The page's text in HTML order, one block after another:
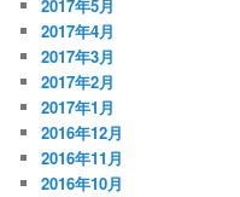
2017年5月
2017年4月
2017年3月
2017年2月
2017年1月
2016年12月
2016年11月
2016年10月